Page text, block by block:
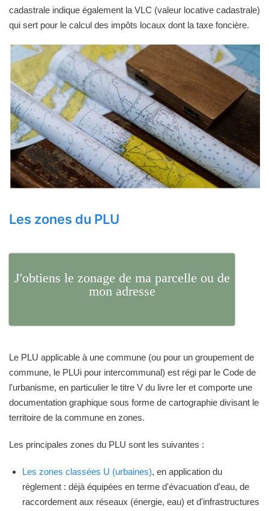
cadastrale indique également la VLC (valeur locative cadastrale)
qui sert pour le calcul des impôts locaux dont la taxe foncière.
Les zones du PLU
J'obtiens le zonage de ma parcelle ou de
mon adresse
Le PLU applicable à une commune (ou pour un groupement de
commune, le PLUi pour intercommunal) est régi par le Code de
l'urbanisme, en particulier le titre V du livre Ier et comporte une
documentation graphique sous forme de cartographie divisant le
territoire de la commune en zones.
Les principales zones du PLU sont les suivantes :
Les zones classées U (urbaines), en application du
règlement : déjà équipées en terme d'évacuation d'eau, de
raccordement aux réseaux (énergie, eau) et d'infrastructures